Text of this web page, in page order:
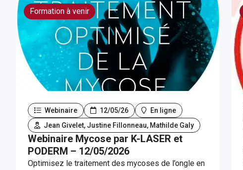
Formation à venir
Webinaire 12/05/26
En ligne
Jean Givelet, Justine Fillonneau, Mathilde Galy
Webinaire Mycose par K-LASER et
PODERM – 12/05/2026
Optimisez le traitement des mycoses de l’ongle en